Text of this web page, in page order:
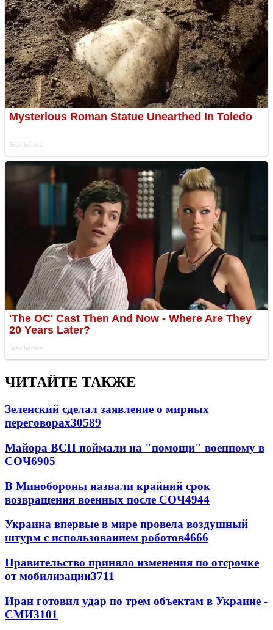
ЧИТАЙТЕ ТАКЖЕ
Зеленский сделал заявление о мирных
переговорах30589
Майора ВСП поймали на "помощи" военному в
СОЧ6905
В Минобороны назвали крайний срок
возвращения военных после СОЧ4944
Украина впервые в мире провела воздушный
штурм с использованием роботов4666
Правительство приняло изменения по отсрочке
от мобилизации3711
Иран готовил удар по трем объектам в Украине -
СМИ3101